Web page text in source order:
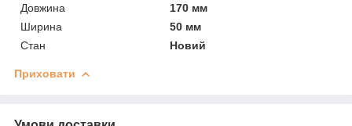
Довжина
170 мм
Ширина
50 мм
Стан
Новий
Приховати